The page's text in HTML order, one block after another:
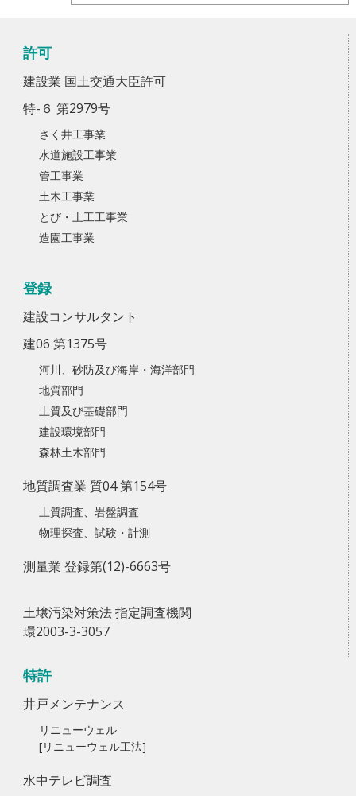
許可
建設業 国土交通大臣許可
特-６ 第2979号
さく井工事業
水道施設工事業
管工事業
土木工事業
とび・土工工事業
造園工事業
登録
建設コンサルタント
建06 第1375号
河川、砂防及び海岸・海洋部門
地質部門
土質及び基礎部門
建設環境部門
森林土木部門
地質調査業 質04 第154号
土質調査、岩盤調査
物理探査、試験・計測
測量業 登録第(12)-6663号
土壌汚染対策法 指定調査機関
環2003-3-3057
特許
井戸メンテナンス
リニューウェル
[リニューウェル工法]
水中テレビ調査